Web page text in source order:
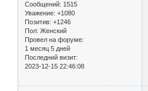
Сообщений: 1515
Уважение: +1080
Позитив: +1246
Пол: Женский
Провел на форуме:
1 месяц 5 дней
Последний визит:
2023-12-15 22:46:08